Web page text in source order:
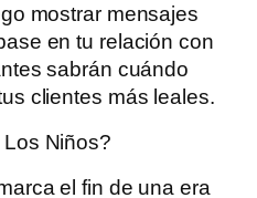
mostrar mensajes
​​en tu relación con
sabrán cuándo
clientes más leales.
Niños?
el fin de una era